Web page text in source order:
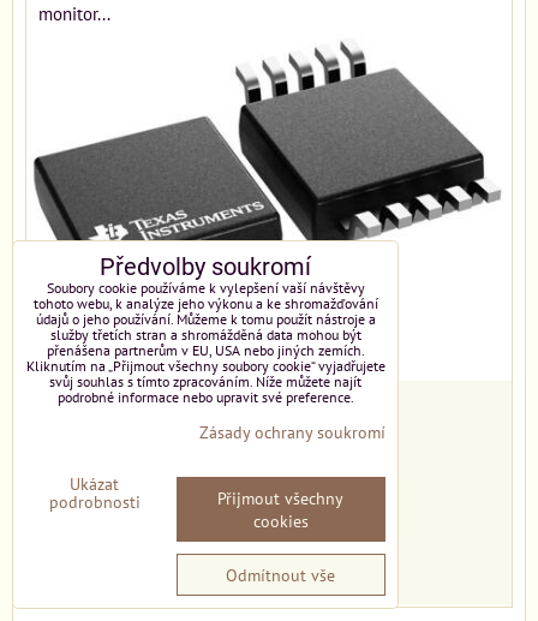
monitor...
Import kód:12183
DO KOŠÍKU
Předvolby soukromí
Soubory cookie používáme k vylepšení vaší návštěvy
tohoto webu, k analýze jeho výkonu a ke shromažďování
údajů o jeho používání. Můžeme k tomu použít nástroje a
služby třetích stran a shromážděná data mohou být
přenášena partnerům v EU, USA nebo jiných zemích.
Kliknutím na „Přijmout všechny soubory cookie“ vyjadřujete
svůj souhlas s tímto zpracováním. Níže můžete najít
podrobné informace nebo upravit své preference.
Zásady ochrany soukromí
Ukázat
podrobnosti
Přijmout všechny
cookies
Odmítnout vše